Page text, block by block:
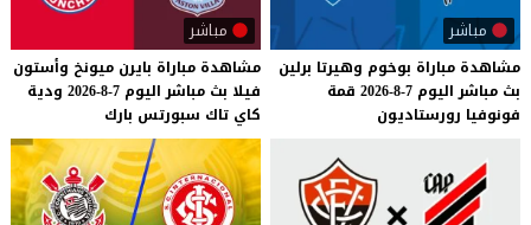
مباشر
مشاهدة مباراة بوخوم وهيرتا برلين
بث مباشر اليوم 7-8-2026
قمة
فونوفيا رورستاديون
مباشر
مشاهدة مباراة بايرن ميونخ وأستون
فيلا بث مباشر اليوم 7-8-2026
ودية
كاي تاك سبورتس بارك